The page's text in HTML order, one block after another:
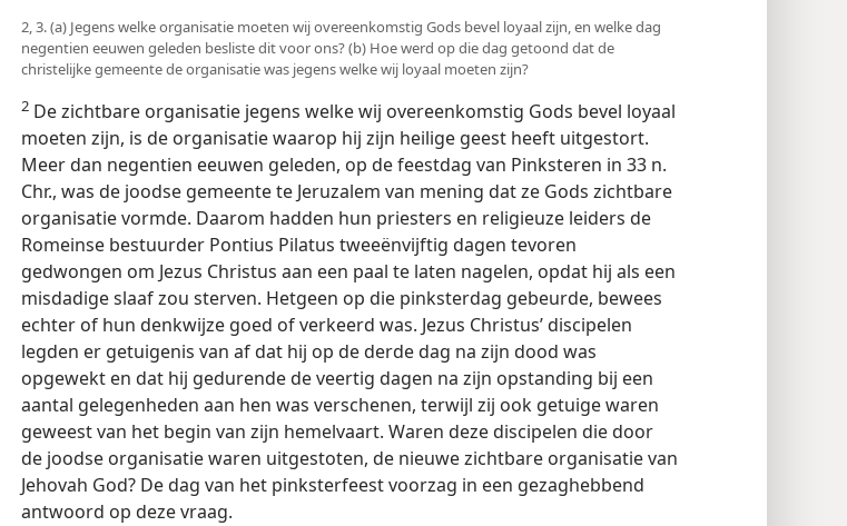
2, 3. (a) Jegens welke organisatie moeten wij overeenkomstig Gods bevel loyaal zijn, en welke dag
negentien eeuwen geleden besliste dit voor ons? (b) Hoe werd op die dag getoond dat de
christelijke gemeente de organisatie was jegens welke wij loyaal moeten zijn?
2 De zichtbare organisatie jegens welke wij overeenkomstig Gods bevel loyaal
moeten zijn, is de organisatie waarop hij zijn heilige geest heeft uitgestort.
Meer dan negentien eeuwen geleden, op de feestdag van Pinksteren in 33 n.
Chr., was de joodse gemeente te Jeruzalem van mening dat ze Gods zichtbare
organisatie vormde. Daarom hadden hun priesters en religieuze leiders de
Romeinse bestuurder Pontius Pilatus tweeënvijftig dagen tevoren
gedwongen om Jezus Christus aan een paal te laten nagelen, opdat hij als een
misdadige slaaf zou sterven. Hetgeen op die pinksterdag gebeurde, bewees
echter of hun denkwijze goed of verkeerd was. Jezus Christus’ discipelen
legden er getuigenis van af dat hij op de derde dag na zijn dood was
opgewekt en dat hij gedurende de veertig dagen na zijn opstanding bij een
aantal gelegenheden aan hen was verschenen, terwijl zij ook getuige waren
geweest van het begin van zijn hemelvaart. Waren deze discipelen die door
de joodse organisatie waren uitgestoten, de nieuwe zichtbare organisatie van
Jehovah God? De dag van het pinksterfeest voorzag in een gezaghebbend
antwoord op deze vraag.